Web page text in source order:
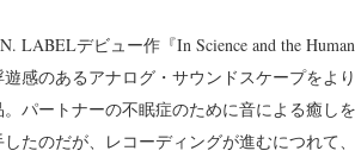
LABELデビュー作『In Science and the
感のあるアナログ・サウンドスケープをよ
パートナーの不眠症のために音による癒し
たのだが、レコーディングが進むにつれて